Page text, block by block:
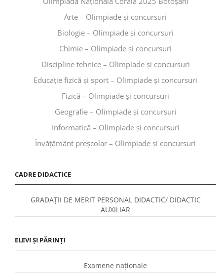
Arte – Olimpiade și concursuri
Biologie – Olimpiade și concursuri
Chimie – Olimpiade și concursuri
Discipline tehnice – Olimpiade și concursuri
Educaţie fizică şi sport – Olimpiade și concursuri
Fizică – Olimpiade și concursuri
Geografie – Olimpiade și concursuri
Informatică – Olimpiade și concursuri
Învăţământ preşcolar – Olimpiade și concursuri
CADRE DIDACTICE
GRADAȚII DE MERIT PERSONAL DIDACTIC/ DIDACTIC
AUXILIAR
ELEVI ȘI PĂRINȚI
Examene naționale